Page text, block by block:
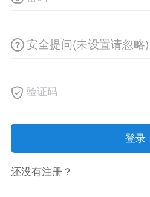
安全提问(未设置请忽略)
登录
还没有注册？